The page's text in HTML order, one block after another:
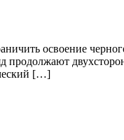
освоение
продолжают
[…]